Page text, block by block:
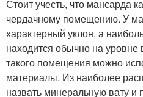
Стоит учесть, что мансарда
чердачному помещению. У
характерный уклон, а
находится обычно на
такого помещения можно
материалы. Из наиболее
назвать минеральную вату